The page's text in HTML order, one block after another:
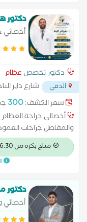
دكتور
أخصائي
دكتور تخصص عظام
الدقي
شارع داير
مكتبة سمير وعلي الدقي ... سعر الكشف:300
أخصائي جراحة
والمفاصل جراحات
إصابات الملاعب علاج
المفاصل والعمود الفقري
متاح بكرة من 6:30 مساءً
دكتور
أخصائي